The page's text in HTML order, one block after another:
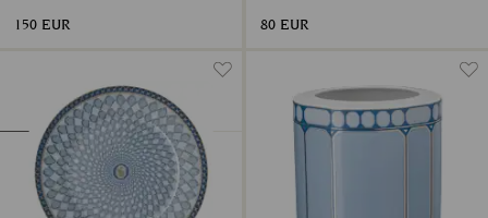
150 EUR 80 EUR